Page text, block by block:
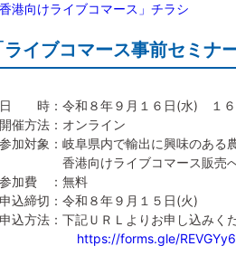
香港向けライブコマース」チラシ
ライブコマース事前セミナ
時：令和８年９月１６日(水) １６
催方法：オンライン
加対象：岐阜県内で輸出に興味のある
港向けライブコマース販売への
加費 ：無料
込締切：令和８年９月１５日(火)
込方法：下記ＵＲＬよりお申し込みくだ
https://forms.gle/